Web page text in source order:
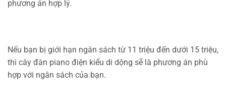
phương án hợp lý.
Nếu bạn bị giới hạn ngân sách từ 11 triệu đến dưới 15 triệu,
thì cây đàn piano điện kiểu di dộng sẽ là phương án phù
hợp với ngân sách của bạn.